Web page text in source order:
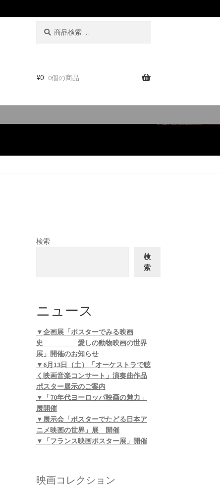
¥0 0個の商品
検索
検
索
ニュース
▼企画展「ポスターでみる映画
史 愛しの動物映画の世界
展」開催のお知らせ
▼6月13日（土）「オーケストラで聴
く映画音楽コンサート」演奏曲作品
ポスター展示のご案内
▼「70年代ヨーロッパ映画の魅力」
展開催
▼展示会「ポスターでたどる日本ア
ニメ映画の世界」展 開催
▼「フランス映画ポスター展」開催
映画コレクション